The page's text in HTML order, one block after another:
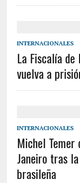
INTERNACIONALES
La Fiscalía
vuelva a
INTERNACIONALES
Michel
Janeiro tras
brasileña